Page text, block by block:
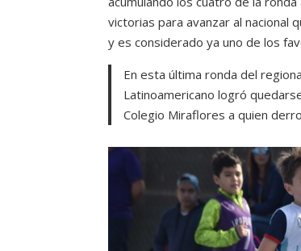
victorias para avanzar al nacional
y es considerado ya uno de los
En esta última ronda del
Latinoamericano logró
Colegio Miraflores a quien